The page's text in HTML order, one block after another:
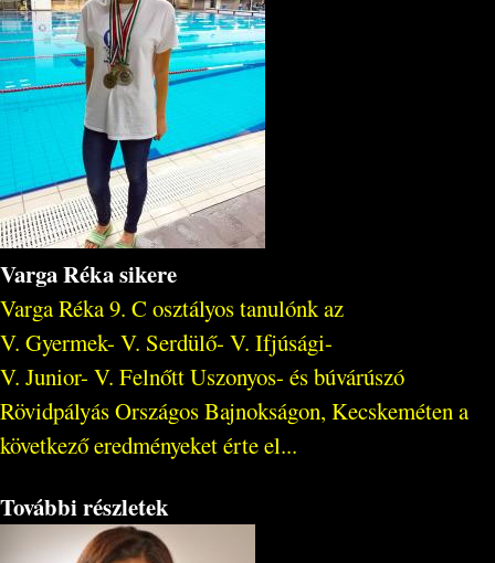
Varga Réka sikere
Varga Réka 9. C osztályos tanulónk az
V. Gyermek- V. Serdülő- V. Ifjúsági-
V. Junior- V. Felnőtt Uszonyos- és búvárúszó
Rövidpályás Országos Bajnokságon, Kecskeméten a
következő eredményeket érte el...
További részletek